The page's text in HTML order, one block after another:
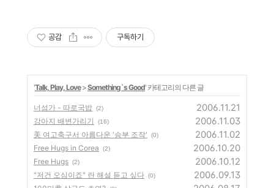
공감 구독하기
'Talk, Play, Love>Something`s Good' 카테고리의 다른 글
너섬가 - 따로국밥 (2) 2006.11.21
강아지 배변가리기 (16) 2006.11.03
美 여고축구서 아름다운 '승부 조작' (0) 2006.11.02
Free Hugs in Corea (2) 2006.10.20
Free Hugs (2) 2006.10.12
"저건 오심이죠" 란 해설 듣고 싶다 (0) 2006.09.13